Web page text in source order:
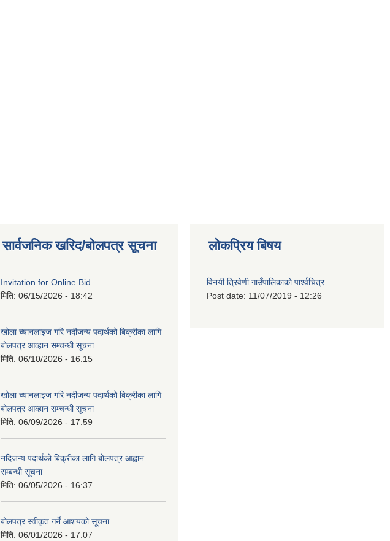
सार्वजनिक खरिद/बोलपत्र सूचना
Invitation for Online Bid
मिति: 06/15/2026 - 18:42
खोला च्यानलाइज गरि नदीजन्य पदार्थको बिक्रीका लागि
बोलपत्र आव्हान सम्चन्धी सूचना
मिति: 06/10/2026 - 16:15
खोला च्यानलाइज गरि नदीजन्य पदार्थको बिक्रीका लागि
बोलपत्र आव्हान सम्चन्धी सूचना
मिति: 06/09/2026 - 17:59
नदिजन्य पदार्थको बिक्रीका लागि बोलपत्र आह्वान
सम्बन्धी सूचना
मिति: 06/05/2026 - 16:37
बोलपत्र स्वीकृत गर्ने आशयको सूचना
मिति: 06/01/2026 - 17:07
लोकप्रिय बिषय
विनयी त्रिवेणी गाउँपालिकाकाे पार्श्वचित्र
Post date: 11/07/2019 - 12:26